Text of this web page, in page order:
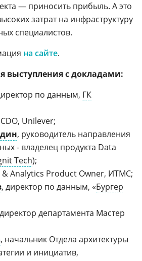
— приносить прибыль. А это
затрат на инфраструктуру
специалистов.
на сайте.
выступления с докладами:
по данным, ГК
Unilever;
, руководитель направления
- владелец продукта Data
Tech);
& Analytics Product Owner, ИТМС;
, директор по данным, «Бургер
департамента Мастер
, начальник Отдела архитектуры
и инициатив,